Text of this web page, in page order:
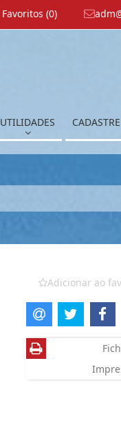
Favoritos (0)
UTILIDADES
Adicionar ao